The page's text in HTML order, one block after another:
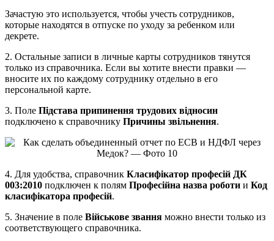
Зачастую это используется, чтобы учесть сотрудников,
которые находятся в отпуске по уходу за ребенком или
декрете.
2. Остальные записи в личные карты сотрудников тянутся
только из справочника. Если вы хотите внести правки —
вносите их по каждому сотруднику отдельно в его
персональной карте.
3. Поле Підстава припинення трудових відносин
подключено к справочнику Причины звільнення.
4. Для удобства, справочник Класифікатор професій ДК
003:2010 подключен к полям Професійна назва роботи и Код
класифікатора професій.
5. Значение в поле Військове звання можно внести только из
соответствующего справочника.